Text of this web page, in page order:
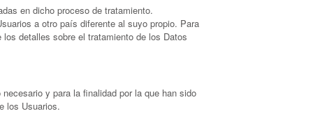
en dicho proceso de tratamiento.
a otro país diferente al suyo propio. Para
detalles sobre el tratamiento de los Datos
y para la finalidad por la que han sido
los Usuarios.